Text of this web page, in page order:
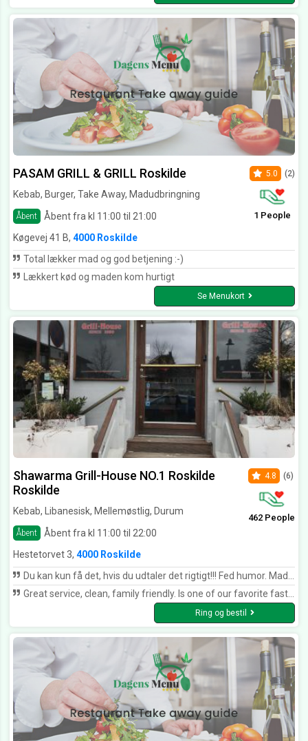
PASAM GRILL & GRILL Roskilde
Kebab, Burger, Take Away, Madudbringning
Åbent Åbent fra kl 11:00 til 21:00
5.0 (2)
1 People
Køgevej 41 B, 4000 Roskilde
Total lækker mad og god betjening :-)
Lækkert kød og maden kom hurtigt
Se Menukort
Shawarma Grill-House NO.1 Roskilde
Roskilde
Kebab, Libanesisk, Mellemøstlig, Durum
Åbent Åbent fra kl 11:00 til 22:00
4.8 (6)
462 People
Hestetorvet 3, 4000 Roskilde
Du kan kun få det, hvis du udtaler det rigtigt!!! Fed humor. Maden til tiden, god dyb smag, fint kød, og nok...kan varmt anbefales. *****
Great service, clean, family friendly. Is one of our favorite fast-food places in Roskilde
Ring og bestil